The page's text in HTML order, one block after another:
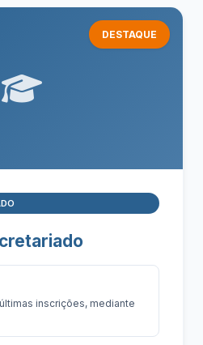
DESTAQUE
inscrições, mediante